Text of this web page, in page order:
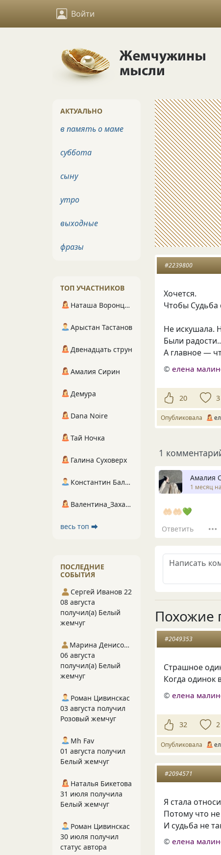
Войти
#2239800
Хочется.
Чтобы Судьба
Не искушала.
Были радости..
А главное —
©елена
20 3
Опубликовала
1
Амалия
1 месяц
🤲🏻🤲🏻💚
Ответить
Похожие
#2049353
Страшное
Когда одинок
©елена
32 2
Опубликовала
#2094571
Я стала
Потому что не
И судьба не
©елена
АКТУАЛЬНО
в память о маме
суббота
сыну
утро
выходные
фразы
ТОП УЧАСТНИКОВ
Наташа Воронцова
Арыстан Тастанов
Двенадцать струн
Амалия Сирин
Демура
Dana Noire
Тай Ночка
Галина Суховерх
Константин Балухта
Валентина_Захарова
весь топ ⮕
ПОСЛЕДНИЕ
СОБЫТИЯ
Сергей Иванов 22
08 августа
получил(а) Белый
жемчуг
Марина Денисова 5
06 августа
получил(а) Белый
жемчуг
Роман Цивинскас
03 августа получил
Розовый жемчуг
Mh Fav
01 августа получил
Белый жемчуг
Наталья Бикетова
31 июля получила
Белый жемчуг
Роман Цивинскас
30 июля получил
статус автора